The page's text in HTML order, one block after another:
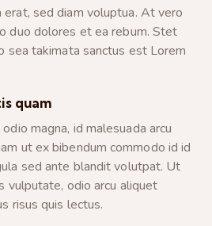
erat, sed diam voluptua. At vero
duo dolores et ea rebum. Stet
sea takimata sanctus est Lorem
quam
magna, id malesuada arcu
ut ex bibendum commodo id id
sed ante blandit volutpat. Ut
vulputate, odio arcu aliquet
risus quis lectus.